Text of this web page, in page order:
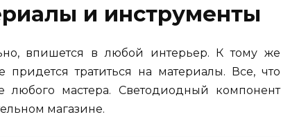
и инструменты
впишется в любой интерьер. К тому же
тратиться на материалы. Все, что
любого мастера. Светодиодный компонент
магазине.